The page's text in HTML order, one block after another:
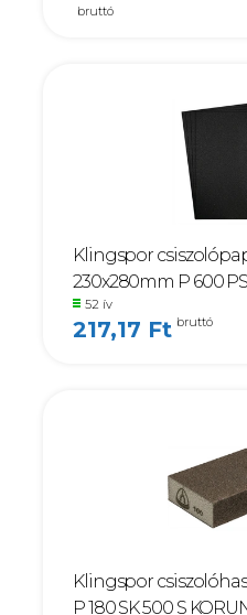
bruttó
Klingspor
230x280mm P 600 PS
52 ív
217,17 Ft bruttó
Klingspor
P 180 SK 500 S